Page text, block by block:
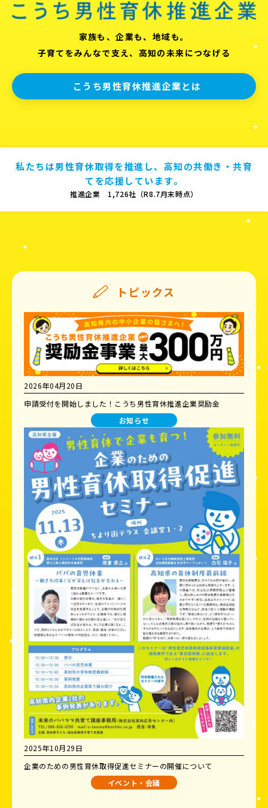
家族も、企業も、地域も。
子育てをみんなで支え、高知の未来につなげる
こうち男性育休推進企業とは
私たちは男性育休取得を推進し、高知の共働き・共育
てを応援しています。
推進企業 1,726社（R8.7月末時点）
トピックス
2026年04月20日
申請受付を開始しました！こうち男性育休推進企業奨励金
お知らせ
2025年10月29日
企業のための男性育休取得促進セミナーの開催について
イベント・会議